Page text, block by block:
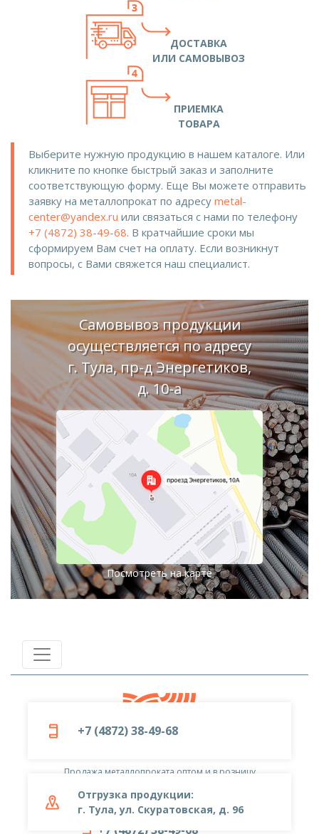
ДОСТАВКА
ИЛИ САМОВЫВОЗ
ПРИЕМКА
ТОВАРА
Выберите нужную продукцию в нашем каталоге. Или
кликните по кнопке быстрый заказ и заполните
соответствующую форму. Еще Вы можете отправить
заявку на металлопрокат по адресу metal-
center@yandex.ru или связаться с нами по телефону
+7 (4872) 38-49-68. В кратчайшие сроки мы
сформируем Вам счет на оплату. Если возникнут
вопросы, с Вами свяжется наш специалист.
Самовывоз продукции
осуществляется по адресу
г. Тула, пр-д Энергетиков,
д. 10-а
Посмотреть на карте
+7 (4872) 38-49-68
Отгрузка продукции:
г. Тула, ул. Скуратовская, д. 96
Продажа металлопроката оптом и в розницу
+7 (4872) 38-49-68